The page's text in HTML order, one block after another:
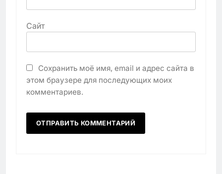
Сайт
Сохранить моё имя, email и адрес сайта в
этом браузере для последующих моих
комментариев.